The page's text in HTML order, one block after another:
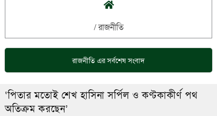
/রাজনীতি
রাজনীতিএর সর্বশেষ সংবাদ
‘পিতার মতোই শেখ হাসিনা সর্পিল ও কণ্টকাকীর্ণ পথ
অতিক্রম করছেন’